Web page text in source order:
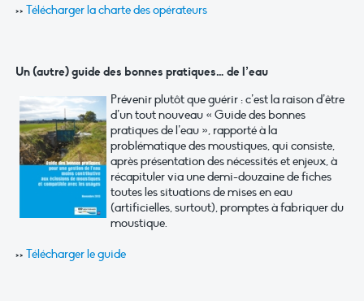
>> Télécharger la charte des opérateurs
Un (autre) guide des bonnes pratiques… de l’eau
Prévenir plutôt que guérir : c’est la raison d’être
d’un tout nouveau « Guide des bonnes
pratiques de l’eau », rapporté à la
problématique des moustiques, qui consiste,
après présentation des nécessités et enjeux, à
récapituler via une demi-douzaine de fiches
toutes les situations de mises en eau
(artificielles, surtout), promptes à fabriquer du
moustique.
>> Télécharger le guide